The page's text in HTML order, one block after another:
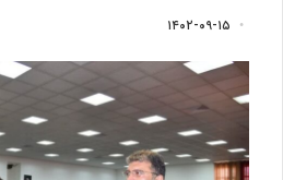
۱۴۰۲-۰۹-۱۵